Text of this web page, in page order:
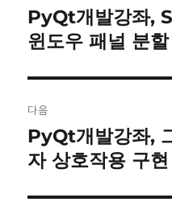
탐
색
이
전
PyQt개발강좌,
윈도우 패널 분할
다음
다
음
PyQt개발강좌,
자 상호작용 구현